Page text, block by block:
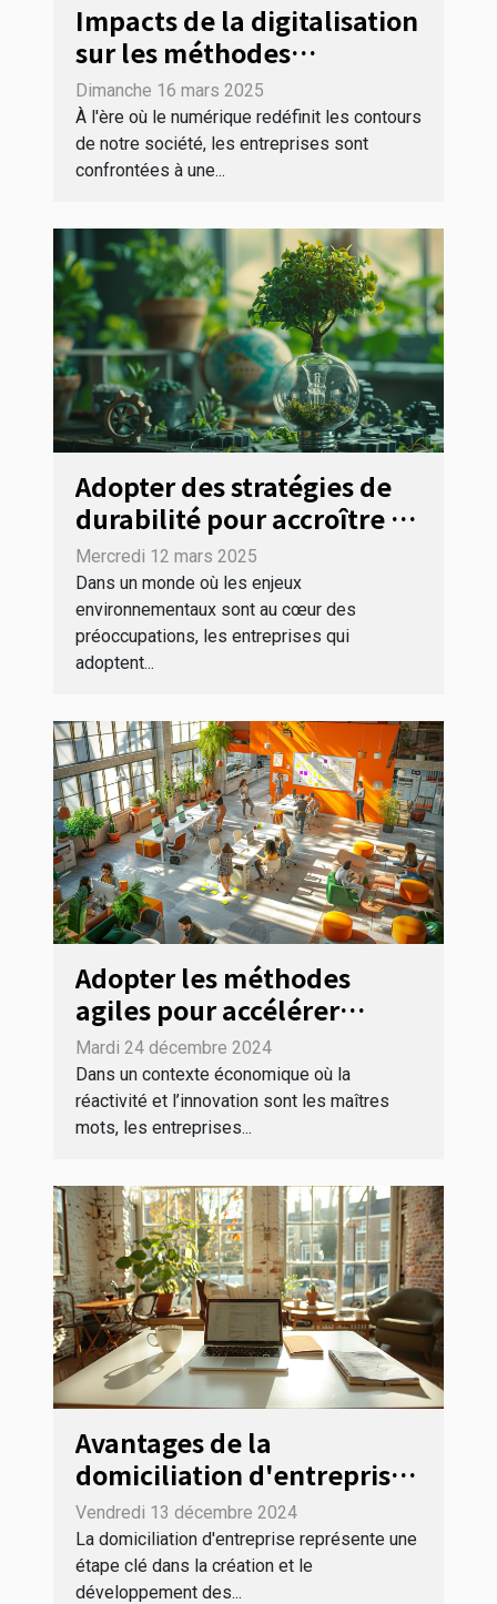
Impacts de la digitalisation
sur les méthodes
traditionnelles de gestion
d'entreprise
Dimanche 16 mars 2025
À l'ère où le numérique redéfinit les contours
de notre société, les entreprises sont
confrontées à une...
Adopter des stratégies de
durabilité pour accroître la
compétitivité des
entreprises
Mercredi 12 mars 2025
Dans un monde où les enjeux
environnementaux sont au cœur des
préoccupations, les entreprises qui
adoptent...
Adopter les méthodes
agiles pour accélérer
l'innovation en entreprise
Mardi 24 décembre 2024
Dans un contexte économique où la
réactivité et l’innovation sont les maîtres
mots, les entreprises...
Avantages de la
domiciliation d'entreprise
pour les micro-entreprises
Vendredi 13 décembre 2024
La domiciliation d'entreprise représente une
étape clé dans la création et le
développement des...